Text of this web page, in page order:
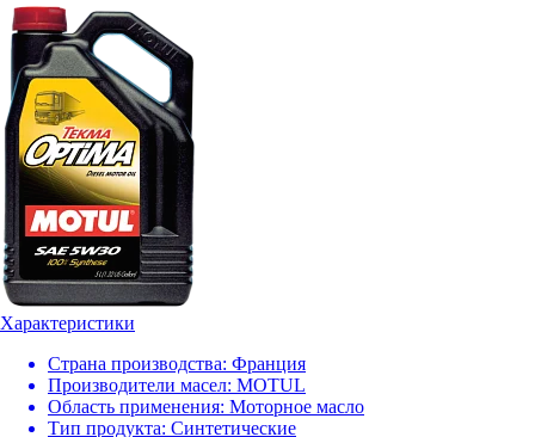
Характеристики
Страна производства: Франция
Производители масел: MOTUL
Область применения: Моторное масло
Тип продукта: Синтетические